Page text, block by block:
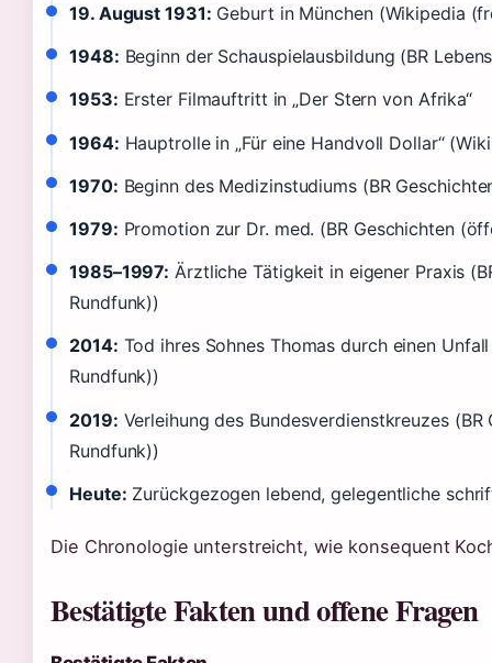
19. August 1931: Geburt in München (Wikipedia
1948: Beginn der Schauspielausbildung (BR
1953: Erster Filmauftritt in „Der Stern von Afrika“
1964: Hauptrolle in „Für eine Handvoll Dollar“
1970: Beginn des Medizinstudiums (BR
1979: Promotion zur Dr. med. (BR Geschichten
1985–1997: Ärztliche Tätigkeit in eigener Praxis
Rundfunk))
2014: Tod ihres Sohnes Thomas durch einen
Rundfunk))
2019: Verleihung des Bundesverdienstkreuzes
Rundfunk))
Heute: Zurückgezogen lebend, gelegentliche
Die Chronologie unterstreicht, wie konsequent
Bestätigte Fakten und offene Fragen